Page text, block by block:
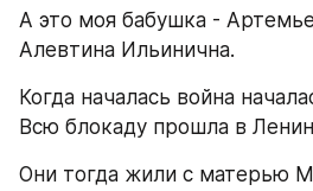
А это моя бабушка -
Алевтина Ильинична.
Когда началась война
Всю блокаду прошла в
Они тогда жили с матерью